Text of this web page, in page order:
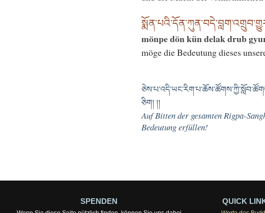
mönpe dön kün delak drub
möge die Bedeutung dieses
ཅིག། །།
Auf Bitten der gesamten Rigpa-
Bedeutung erfüllen!
SPENDEN QUICK